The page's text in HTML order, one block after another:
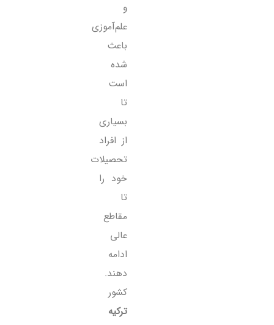
و
علم‌آموزی
باعث
شده
است
تا
بسیاری
از افراد
تحصیلات
خود را
تا
مقاطع
عالی
ادامه
دهند.
کشور
ترکیه